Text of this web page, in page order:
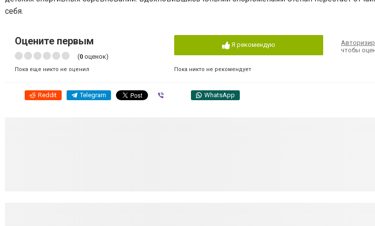
себя.
Оцените первым
(0 оценок)
Пока еще никто не оценил
Я рекомендую
Пока никто не рекомендует
чтобы
Reddit Telegram WhatsApp